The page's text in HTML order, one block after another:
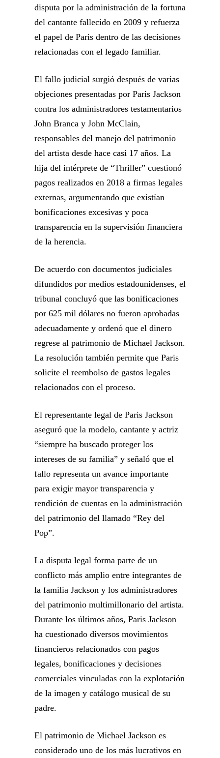
disputa por la administración de la fortuna
del cantante fallecido en 2009 y refuerza
el papel de Paris dentro de las decisiones
relacionadas con el legado familiar.
El fallo judicial surgió después de varias
objeciones presentadas por Paris Jackson
contra los administradores testamentarios
John Branca y John McClain,
responsables del manejo del patrimonio
del artista desde hace casi 17 años. La
hija del intérprete de “Thriller” cuestionó
pagos realizados en 2018 a firmas legales
externas, argumentando que existían
bonificaciones excesivas y poca
transparencia en la supervisión financiera
de la herencia.
De acuerdo con documentos judiciales
difundidos por medios estadounidenses, el
tribunal concluyó que las bonificaciones
por 625 mil dólares no fueron aprobadas
adecuadamente y ordenó que el dinero
regrese al patrimonio de Michael Jackson.
La resolución también permite que Paris
solicite el reembolso de gastos legales
relacionados con el proceso.
El representante legal de Paris Jackson
aseguró que la modelo, cantante y actriz
“siempre ha buscado proteger los
intereses de su familia” y señaló que el
fallo representa un avance importante
para exigir mayor transparencia y
rendición de cuentas en la administración
del patrimonio del llamado “Rey del
Pop”.
La disputa legal forma parte de un
conflicto más amplio entre integrantes de
la familia Jackson y los administradores
del patrimonio multimillonario del artista.
Durante los últimos años, Paris Jackson
ha cuestionado diversos movimientos
financieros relacionados con pagos
legales, bonificaciones y decisiones
comerciales vinculadas con la explotación
de la imagen y catálogo musical de su
padre.
El patrimonio de Michael Jackson es
considerado uno de los más lucrativos en